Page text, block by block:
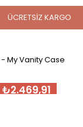
My Vanity Case
₺2.469,91
ÜCRETSIZ KARGO